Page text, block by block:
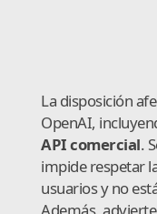
La disposición
OpenAI,
API comercial.
impide respetar
usuarios y no
Además,